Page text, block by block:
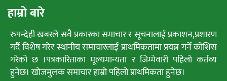
हाम्रो बारे
रुपन्देही खबरले सवै प्रकारका समाचार र सूचनालाई प्रकाशन,प्रशारण
गर्दै विशेष गरेर स्थानीय समाचारलाई प्राथमिकतामा प्रयत्न गर्ने कोशिस
गरेको छ ।पत्रकारिताका मूल्यमान्यता र जिम्मेवारी पहिलो कर्तव्य
हुनेछ। खोजमुलक समाचार हाम्रो पहिलो प्राथमिकता हुनेछ।